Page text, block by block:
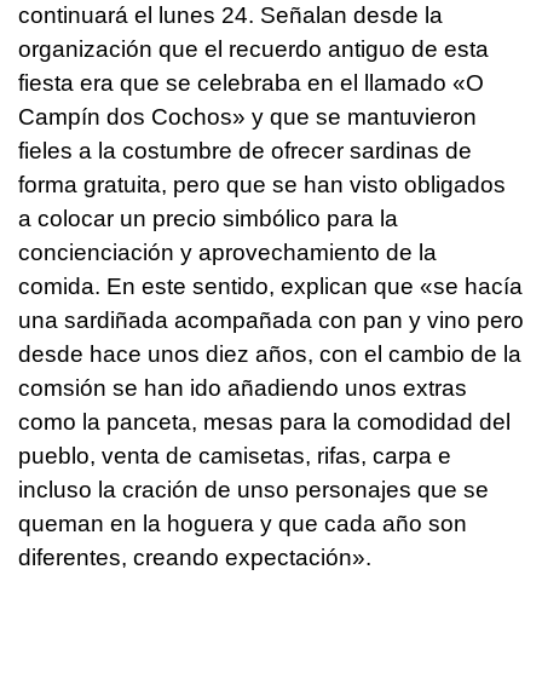
continuará el lunes 24. Señalan desde la
organización que el recuerdo antiguo de esta
fiesta era que se celebraba en el llamado «O
Campín dos Cochos» y que se mantuvieron
fieles a la costumbre de ofrecer sardinas de
forma gratuita, pero que se han visto obligados
a colocar un precio simbólico para la
concienciación y aprovechamiento de la
comida. En este sentido, explican que «se hacía
una sardiñada acompañada con pan y vino pero
desde hace unos diez años, con el cambio de la
comsión se han ido añadiendo unos extras
como la panceta, mesas para la comodidad del
pueblo, venta de camisetas, rifas, carpa e
incluso la cración de unso personajes que se
queman en la hoguera y que cada año son
diferentes, creando expectación».